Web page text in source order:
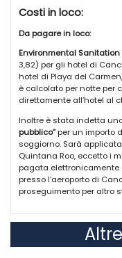
di Playa del Carmen
frequenti) e 90
La spiaggia:
di finissima sabbia
disposizione. Barriera
facilmente raggiungibile
310 camere junior suite
fronte mare, con terrazza
idromassaggio, aria
International), cassetta
quotidianamente) e
Ristoranti e bar:
orientale e un grill. 7 bar
bar, un lounge bar
Costi in loco:
Da pagare in loco:
Environmental Sanitation
3,82) per gli hotel di
hotel di Playa del
è calcolato per notte per
direttamente all’hotel al
Inoltre è stata indetta
pubblico”per un importo
soggiorno. Sarà
Quintana Roo, eccetto i
pagata elettronicamente
presso l’aeroporto di
proseguimento per altro